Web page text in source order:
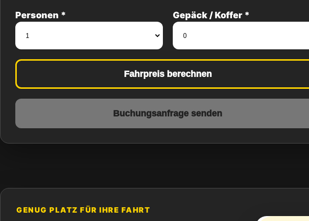
Personen * Gepäck / Koffer *
Fahrpreis berechnen
Buchungsanfrage senden
GENUG PLATZ FÜR IHRE FAHRT